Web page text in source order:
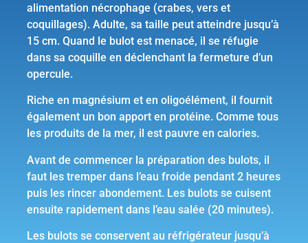
alimentation nécrophage (crabes, vers et
coquillages). Adulte, sa taille peut atteindre jusqu’à
15 cm. Quand le bulot est menacé, il se réfugie
dans sa coquille en déclenchant la fermeture d’un
opercule.
Riche en magnésium et en oligoélément, il fournit
également un bon apport en protéine. Comme tous
les produits de la mer, il est pauvre en calories.
Avant de commencer la préparation des bulots, il
faut les tremper dans l’eau froide pendant 2 heures
puis les rincer abondement. Les bulots se cuisent
ensuite rapidement dans l’eau salée (20 minutes).
Les bulots se conservent au réfrigérateur jusqu’à